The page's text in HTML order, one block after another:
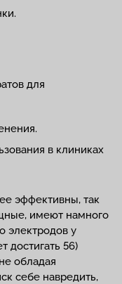
для
в клиниках
эффективны, так
имеют намного
электродов у
достигать 56)
обладая
себе навредить,